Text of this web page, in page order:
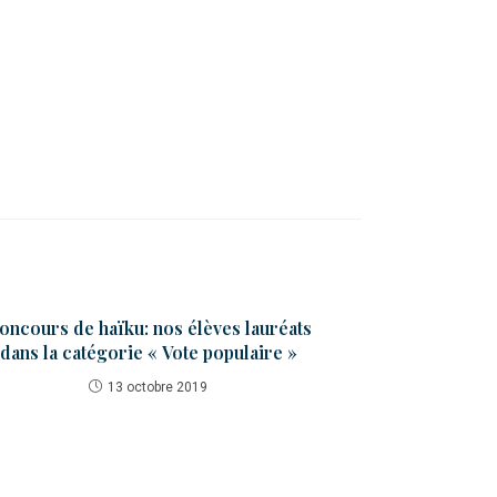
de haïku: nos élèves lauréats
dans la catégorie « Vote populaire »
13 octobre 2019